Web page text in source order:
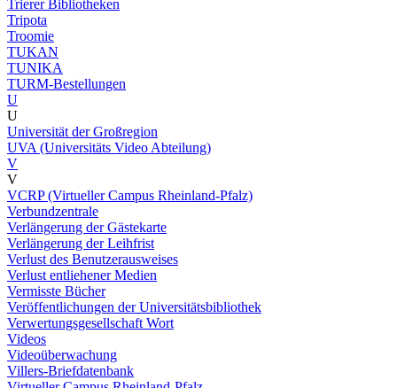
Trierer Bibliotheken
Tripota
Troomie
TUKAN
TUNIKA
TURM-Bestellungen
U
U
Universität der Großregion
UVA (Universitäts Video Abteilung)
V
V
VCRP (Virtueller Campus Rheinland-Pfalz)
Verbundzentrale
Verlängerung der Gästekarte
Verlängerung der Leihfrist
Verlust des Benutzerausweises
Verlust entliehener Medien
Vermisste Bücher
Veröffentlichungen der Universitätsbibliothek
Verwertungsgesellschaft Wort
Videos
Videoüberwachung
Villers-Briefdatenbank